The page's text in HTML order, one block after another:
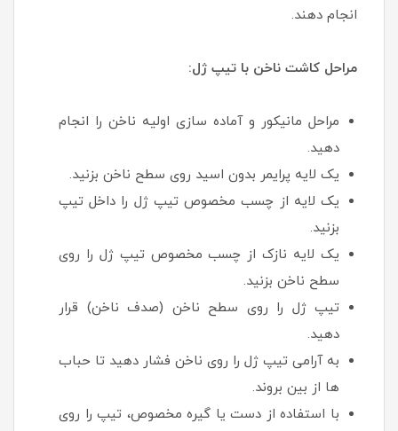
انجام دهند.
مراحل کاشت ناخن با تیپ ژل:
مراحل مانیکور و آماده سازی اولیه ناخن را انجام
دهید.
یک لایه پرایمر بدون اسید روی سطح ناخن بزنید.
یک لایه از چسب مخصوص تیپ ژل را داخل تیپ
بزنید.
یک لایه نازک از چسب مخصوص تیپ ژل را روی
سطح ناخن بزنید.
تیپ ژل را روی سطح ناخن (صدف ناخن) قرار
دهید.
به آرامی تیپ ژل را روی ناخن فشار دهید تا حباب
ها از بین بروند.
با استفاده از دست یا گیره مخصوص، تیپ را روی